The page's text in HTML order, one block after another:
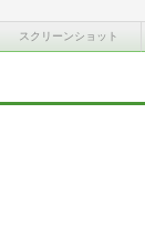
スクリーンショット